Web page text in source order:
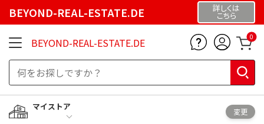
BEYOND-REAL-ESTATE.DE 詳しくは
こちら
BEYOND-REAL-ESTATE.DE 0
マイストア
変更